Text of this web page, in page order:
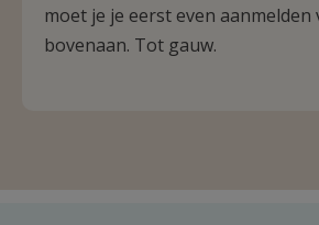
moet je je eerst even aanmelden
bovenaan. Tot gauw.